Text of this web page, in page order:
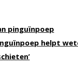
pinguïnpoep
helpt